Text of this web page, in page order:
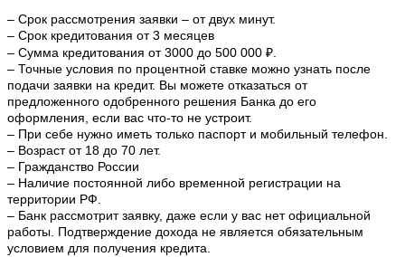
– Срок рассмотрения заявки – от двух минут.
– Срок кредитования от 3 месяцев
– Сумма кредитования от 3000 до 500 000 ₽.
– Точные условия по процентной ставке можно узнать после
подачи заявки на кредит. Вы можете отказаться от
предложенного одобренного решения Банка до его
оформления, если вас что-то не устроит.
– При себе нужно иметь только паспорт и мобильный телефон.
– Возраст от 18 до 70 лет.
– Гражданство России
– Наличие постоянной либо временной регистрации на
территории РФ.
– Банк рассмотрит заявку, даже если у вас нет официальной
работы. Подтверждение дохода не является обязательным
условием для получения кредита.